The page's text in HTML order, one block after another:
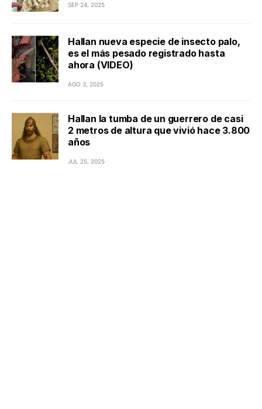
SEP 24, 2025
Hallan nueva especie de insecto palo,
es el más pesado registrado hasta
ahora (VIDEO)
AGO 3, 2025
Hallan la tumba de un guerrero de casi
2 metros de altura que vivió hace 3.800
años
JUL 25, 2025